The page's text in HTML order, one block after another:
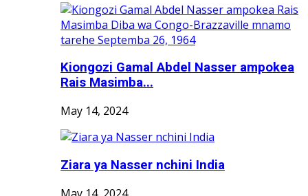
Kiongozi Gamal Abdel Nasser ampokea
Rais Masimba...
May 14, 2024
Ziara ya Nasser nchini India